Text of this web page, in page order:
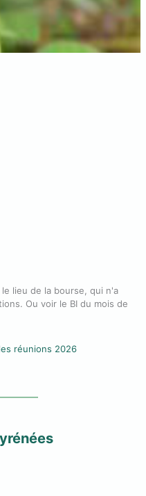
lieu de la bourse, qui n'a
Ou voir le BI du mois de
réunions 2026